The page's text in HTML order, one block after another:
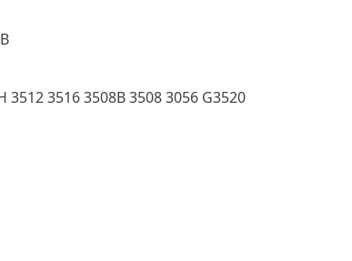
3512 3516 3508B 3508 3056 G3520